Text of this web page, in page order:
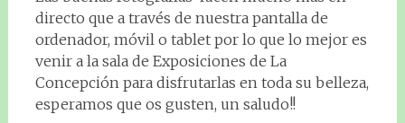
directo que a través de nuestra pantalla de
ordenador, móvil o tablet por lo que lo mejor es
venir a la sala de Exposiciones de La
Concepción para disfrutarlas en toda su belleza,
esperamos que os gusten, un saludo!!